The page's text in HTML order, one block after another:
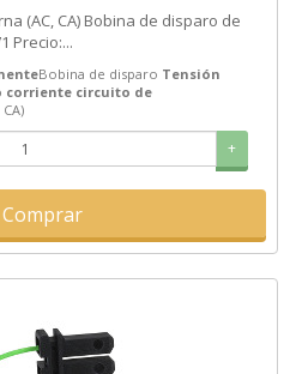
Precio:...
Bobina de disparo Tensión
corriente circuito de
+
Comprar